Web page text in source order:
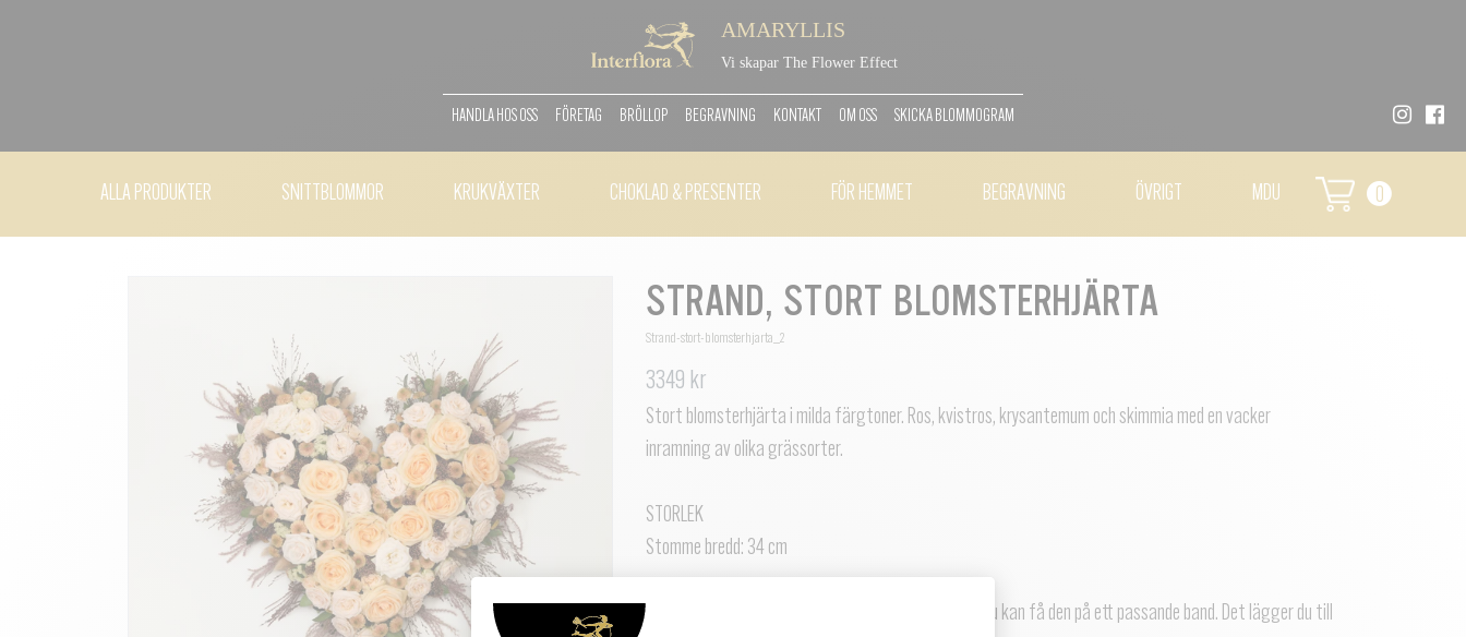
AMARYLLIS
Vi skapar The Flower Effect
HANDLA HOS OSS FÖRETAG BRÖLLOP BEGRAVNING KONTAKT OM OSS SKICKA BLOMMOGRAM
ALLA PRODUKTER SNITTBLOMMOR KRUKVÄXTER CHOKLAD & PRESENTER FÖR HEMMET BEGRAVNING ÖVRIGT MDU 0
STRAND, STORT BLOMSTERHJÄRTA
Strand-stort-blomsterhjarta_2
3349 kr
Stort blomsterhjärta i milda färgtoner. Ros, kvistros, krysantemum och skimmia med en vacker
inramning av olika grässorter.
STORLEK
Stomme bredd: 34 cm
Levereras med din hälsning på ett textat kort, men du kan få den på ett passande band. Det lägger du till